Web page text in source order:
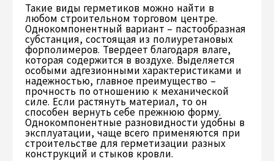
Такие виды герметиков можно найти в
любом строительном торговом центре.
Однокомпонентный вариант – пастообразная
субстанция, состоящая из полиуретановых
форполимеров. Твердеет благодаря влаге,
которая содержится в воздухе. Выделяется
особыми адгезионными характеристиками и
надежностью, главное преимущество –
прочность по отношению к механической
силе. Если растянуть материал, то он
способен вернуть себе прежнюю форму.
Однокомпонентные разновидности удобны в
эксплуатации, чаще всего применяются при
строительстве для герметизации разных
конструкций и стыков кровли.